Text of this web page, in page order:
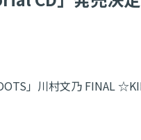
」川村文乃 FINAL